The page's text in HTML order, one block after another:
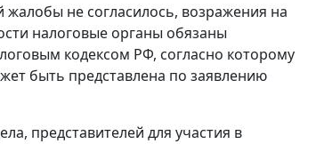
не согласилось, возражения на
налоговые органы обязаны
кодексом РФ, согласно которому
быть представлена по заявлению
представителей для участия в